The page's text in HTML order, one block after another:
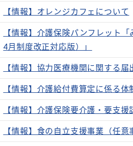
【情報】オレンジカフェについて
【情報】介護保険パンフレット
4月制度改正対応版）」
【情報】協力医療機関に関する
【情報】介護給付費算定に係る
【情報】介護保険要介護・要支
【情報】食の自立支援事業（任意